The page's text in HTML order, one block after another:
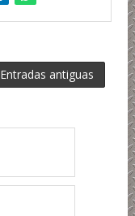
Entradas antiguas